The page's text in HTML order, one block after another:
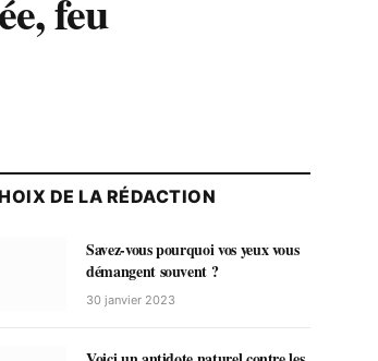
DE LA RÉDACTION
Savez-vous pourquoi vos yeux vous
démangent souvent ?
30 janvier 2023